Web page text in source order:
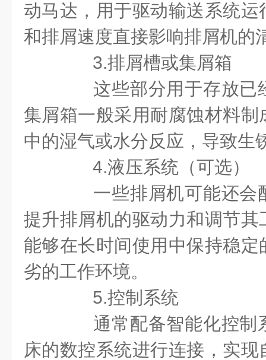
动马达，用于驱动输送系统
和排屑速度直接影响排屑机的
3.排屑槽或集屑箱
这些部分用于存放已
集屑箱一般采用耐腐蚀材料
中的湿气或水分反应，导致生
4.液压系统（可选）
一些排屑机可能还会
提升排屑机的驱动力和调节
能够在长时间使用中保持稳
劣的工作环境。
5.控制系统
通常配备智能化控制
床的数控系统进行连接，实